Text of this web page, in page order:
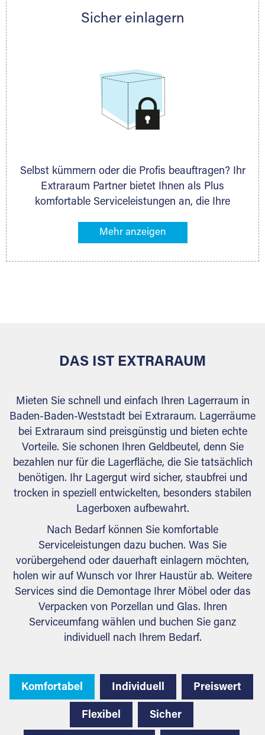
persönlich hinsichtlich Lagervolumen und zu
Sicher einlagern
Selbst kümmern oder die Profis beauftragen? Ihr
Extraraum Partner bietet Ihnen als Plus
komfortable Serviceleistungen an, die Ihre
gehören z. B. Verpackungsservice, Lieferung von
Ihr Lagergut wird bei Ihrem Extraraum Partner
DAS IST EXTRARAUM
Mieten Sie schnell und einfach Ihren Lagerraum in
Baden-Baden-Weststadt bei Extraraum. Lagerräume
bei Extraraum sind preisgünstig und bieten echte
Vorteile. Sie schonen Ihren Geldbeutel, denn Sie
bezahlen nur für die Lagerfläche, die Sie tatsächlich
benötigen. Ihr Lagergut wird sicher, staubfrei und
trocken in speziell entwickelten, besonders stabilen
Lagerboxen aufbewahrt.
Nach Bedarf können Sie komfortable
Serviceleistungen dazu buchen. Was Sie
vorübergehend oder dauerhaft einlagern möchten,
holen wir auf Wunsch vor Ihrer Haustür ab. Weitere
Services sind die Demontage Ihrer Möbel oder das
Verpacken von Porzellan und Glas. Ihren
Serviceumfang wählen und buchen Sie ganz
individuell nach Ihrem Bedarf.
Komfortabel Individuell Preiswert
Flexibel Sicher